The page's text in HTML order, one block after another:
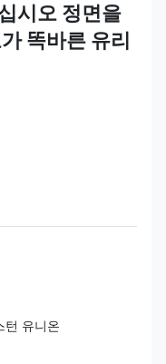
시오 정면을
똑바른 유리
턴 유니온